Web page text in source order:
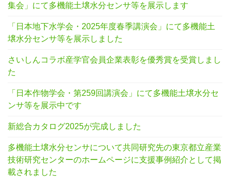
集会」にて多機能土壌水分センサ等を展示します
「日本地下水学会・2025年度春季講演会」にて多機能土
壌水分センサ等を展示しました
さいしんコラボ産学官会員企業表彰を優秀賞を受賞しまし
た
「日本作物学会・第259回講演会」にて多機能土壌水分セ
ンサ等を展示中です
新総合カタログ2025が完成しました
多機能土壌水分センサについて共同研究先の東京都立産業
技術研究センターのホームページに支援事例紹介として掲
載されました